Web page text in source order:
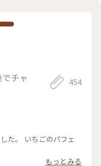
チャ
454
た。 いちごのパフェ
もっとみる